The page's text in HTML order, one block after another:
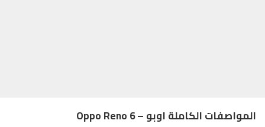
المواصفات الكاملة اوبو – Oppo Reno 6